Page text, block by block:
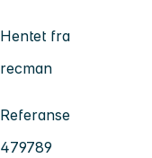
Hentet fra
recman
Referanse
479789